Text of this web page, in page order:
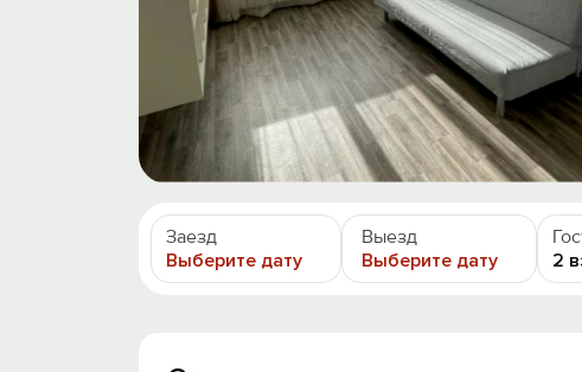
Заезд
Выберите дату
Выезд
Выберите дату
2